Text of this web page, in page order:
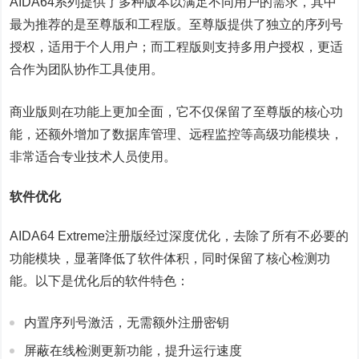
最为推荐的是至尊版和工程版。至尊版提供了独立的序列号
授权，适用于个人用户；而工程版则支持多用户授权，更适
合作为团队协作工具使用。
商业版则在功能上更加全面，它不仅保留了至尊版的核心功
能，还额外增加了数据库管理、远程监控等高级功能模块，
非常适合专业技术人员使用。
软件优化
AIDA64 Extreme注册版经过深度优化，去除了所有不必要的
功能模块，显著降低了软件体积，同时保留了核心检测功
能。以下是优化后的软件特色：
内置序列号激活，无需额外注册密钥
屏蔽在线检测更新功能，提升运行速度